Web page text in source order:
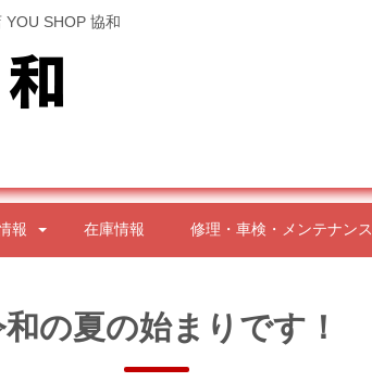
YOU SHOP 協和
報 在庫情報 修理・車検・メンテナンス
の夏の始まりです！